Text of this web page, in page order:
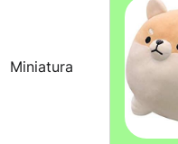
Miniatura